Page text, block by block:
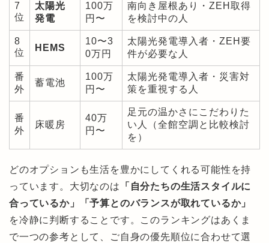
7
位
太陽光
発電
100万
円〜
南向き屋根あり・ZEH取得
を検討中の人
8
位
HEMS
10〜3
0万円
太陽光発電導入者・ZEH要
件が必要な人
番
外
蓄電池
100万
円〜
太陽光発電導入者・災害対
策を重視する人
番
外
床暖房
40万
円〜
足元の温かさにこだわりた
い人（全館空調と比較検討
を）
どのオプションも生活を豊かにしてくれる可能性を持
っています。大切なのは
「自分たちの生活スタイルに
合っているか」「予算とのバランスが取れているか」
を冷静に判断することです。このランキングはあくま
で一つの参考として、ご自身の優先順位に合わせて選